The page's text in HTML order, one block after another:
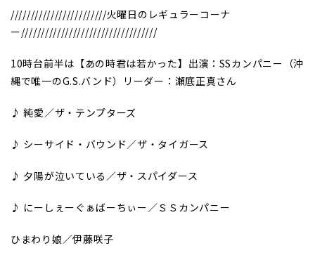
////////////////////////火曜日のレギュラーコーナ
ー//////////////////////////////////
10時台前半は【あの時君は若かった】出演：SSカンパニー（沖
縄で唯一のG.S.バンド）リーダー：瀬底正真さん
♪ 純愛／ザ・テンプターズ
♪ シーサイド・バウンド／ザ・タイガース
♪ 夕陽が泣いている／ザ・スパイダース
♪ にーしぇーぐぁばーちぃー／ＳＳカンパニー
ひまわり娘／伊藤咲子